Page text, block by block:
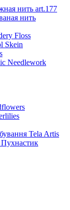
нить art.177
нить
Floss
Skein
Needlework
Tela Artis